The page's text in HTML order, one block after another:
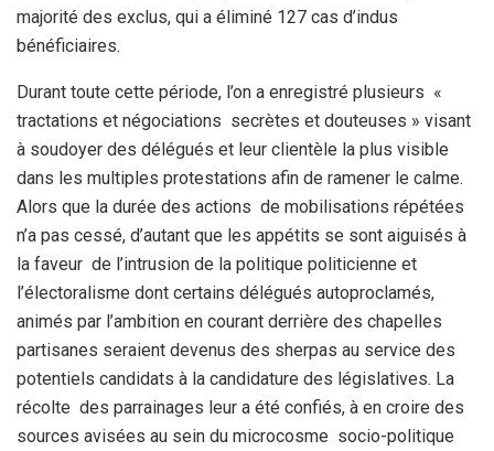
majorité des exclus, qui a éliminé 127 cas d’indus
bénéficiaires.
Durant toute cette période, l’on a enregistré plusieurs «
tractations et négociations secrètes et douteuses » visant
à soudoyer des délégués et leur clientèle la plus visible
dans les multiples protestations afin de ramener le calme.
Alors que la durée des actions de mobilisations répétées
n’a pas cessé, d’autant que les appétits se sont aiguisés à
la faveur de l’intrusion de la politique politicienne et
l’électoralisme dont certains délégués autoproclamés,
animés par l’ambition en courant derrière des chapelles
partisanes seraient devenus des sherpas au service des
potentiels candidats à la candidature des législatives. La
récolte des parrainages leur a été confiés, à en croire des
sources avisées au sein du microcosme socio-politique